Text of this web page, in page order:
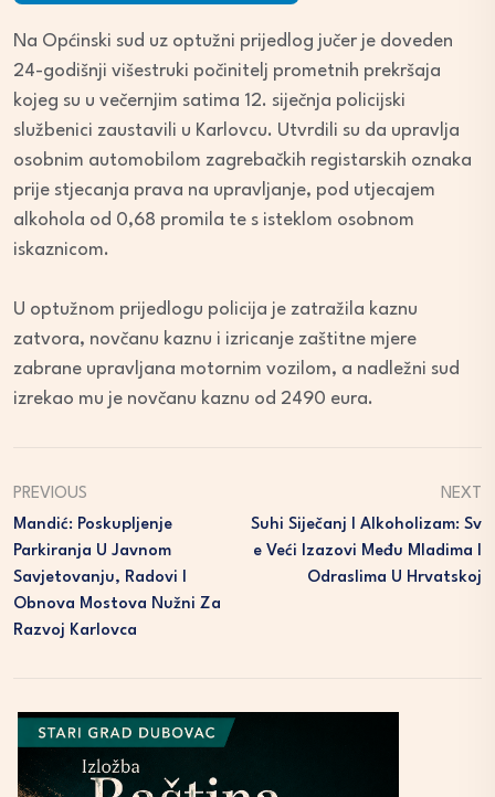
Na Općinski sud uz optužni prijedlog jučer je doveden
24-godišnji višestruki počinitelj prometnih prekršaja
kojeg su u večernjim satima 12. siječnja policijski
službenici zaustavili u Karlovcu. Utvrdili su da upravlja
osobnim automobilom zagrebačkih registarskih oznaka
prije stjecanja prava na upravljanje, pod utjecajem
alkohola od 0,68 promila te s isteklom osobnom
iskaznicom.
U optužnom prijedlogu policija je zatražila kaznu
zatvora, novčanu kaznu i izricanje zaštitne mjere
zabrane upravljana motornim vozilom, a nadležni sud
izrekao mu je novčanu kaznu od 2490 eura.
PREVIOUS
Mandić: Poskupljenje
Parkiranja U Javnom
Savjetovanju, Radovi I
Obnova Mostova Nužni Za
Razvoj Karlovca
NEXT
Suhi Siječanj I Alkoholizam: Sv
E Veći Izazovi Među Mladima I
Odraslima U Hrvatskoj